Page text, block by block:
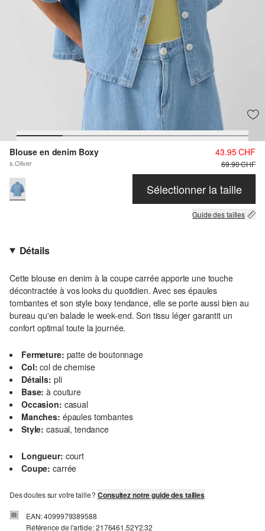
Blouse en denim Boxy
s.Oliver
43.95 CHF
69.90 CHF
Sélectionner la taille
Guide des tailles
Détails
Cette blouse en denim à la coupe carrée apporte une touche
décontractée à vos looks du quotidien. Avec ses épaules
tombantes et son style boxy tendance, elle se porte aussi bien au
bureau qu'en balade le week-end. Son tissu léger garantit un
confort optimal toute la journée.
Fermeture: patte de boutonnage
Col: col de chemise
Détails: pli
Base: à couture
Occasion: casual
Manches: épaules tombantes
Style: casual, tendance
Longueur: court
Coupe: carrée
Des doutes sur votre taille ?Consultez notre guide des tailles
EAN: 4099979389588
Référence de l'article: 2176461.52Y2.32